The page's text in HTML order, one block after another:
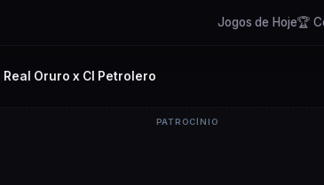
Jogos de Hoje🏆
Real Oruro x CI Petrolero
PATROCÍNIO